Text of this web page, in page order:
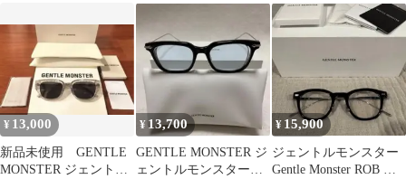
ス LOLOE ブラック
¥ 13,000
新品未使用 GENTLE
MONSTER ジェントル
¥ 13,700
GENTLE MONSTER ジ
ェントルモンスター
¥ 15,900
ジェントルモンスター
Gentle Monster ROB ロ